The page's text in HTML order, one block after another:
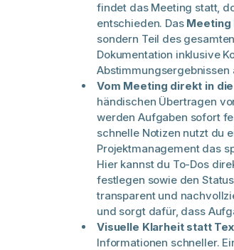
findet das Meeting statt,
entschieden. Das Meeting
sondern Teil des
Dokumentation inklusive
Abstimmungsergebnissen
Vom Meeting direkt in
händischen Übertragen
werden Aufgaben sofort
schnelle Notizen nutzt du
Projektmanagement das
Hier kannst du To-Dos
festlegen sowie den
transparent und
und sorgt dafür, dass
Visuelle Klarheit statt
Informationen schneller.